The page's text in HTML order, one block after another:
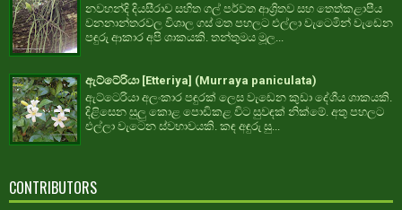
නවහන්දි දියසීරාව සහිත ගල් පර්වත ආශ්‍රිතව සහ තෙත්කළාපීය
වනනාන්තරවල විශාල ගස් මත පහලට එල්ලා වැටෙමින් වැඩෙන
පඳුරු ආකාර අපි ශාකයකි. තන්තුමය මූල...
ඇට්ටේරියා [Etteriya] (Murraya paniculata)
ඇට්ටෙරියා අලංකාර පඳුරක් ලෙස වැඩෙන කුඩා දේශීය ශාකයකි.
දිළිසෙන සුලු කොළ පොඩිකළ විට සුවඳක් නික්මේ. අතු පහලට
එල්ලා වැටෙන ස්වභාවයකි. කඳ අඳුරු සු...
CONTRIBUTORS